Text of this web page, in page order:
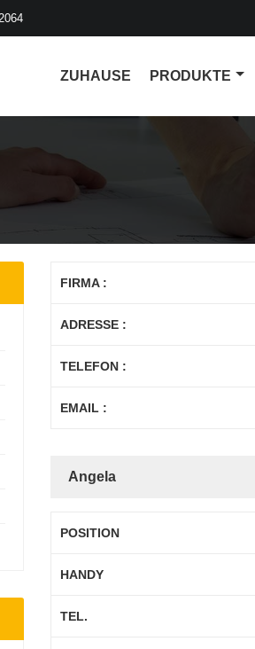
ZUHAUSE PRODUKTE
FIRMA :
ADRESSE :
TELEFON :
EMAIL :
Angela
POSITION
HANDY
TEL.